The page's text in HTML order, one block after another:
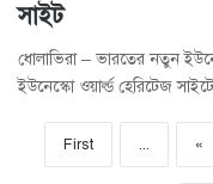
সাইট
ধোলাভিরা – ভারতের নতুন
ইউনেস্কো ওয়ার্ল্ড হেরিটেজ
First ... «